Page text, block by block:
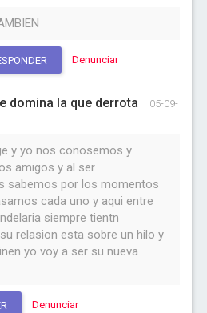
Denunciar
domina la que derrota
05-09-
y yo nos conosemos y
amigos y al ser
sabemos por los momentos
cada uno y aqui entre
siempre tientn
relasion esta sobre un hilo y
yo voy a ser su nueva
Denunciar